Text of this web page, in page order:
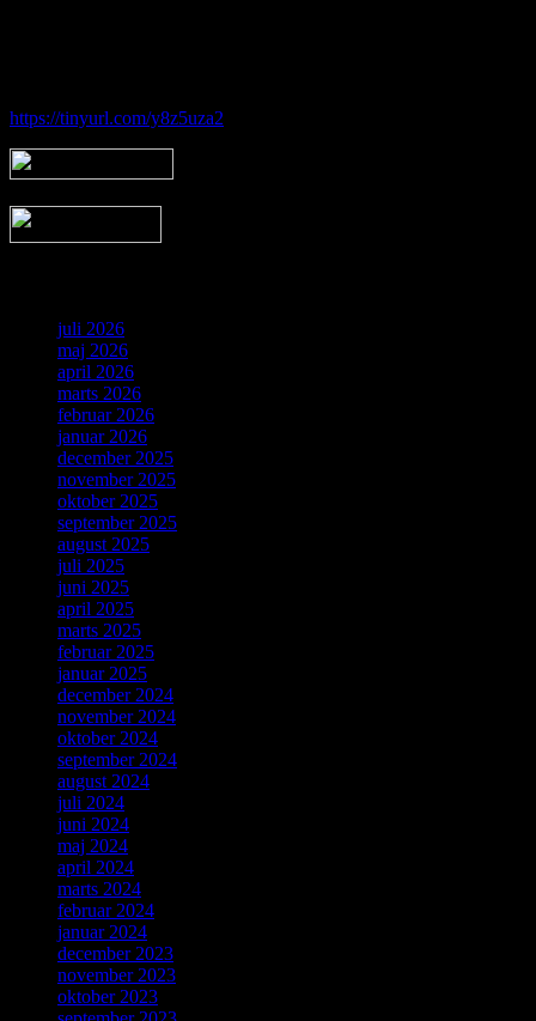
https://tinyurl.com/y8z5uza2
juli 2026
maj 2026
april 2026
marts 2026
februar 2026
januar 2026
december 2025
november 2025
oktober 2025
september 2025
august 2025
juli 2025
juni 2025
april 2025
marts 2025
februar 2025
januar 2025
december 2024
november 2024
oktober 2024
september 2024
august 2024
juli 2024
juni 2024
maj 2024
april 2024
marts 2024
februar 2024
januar 2024
december 2023
november 2023
oktober 2023